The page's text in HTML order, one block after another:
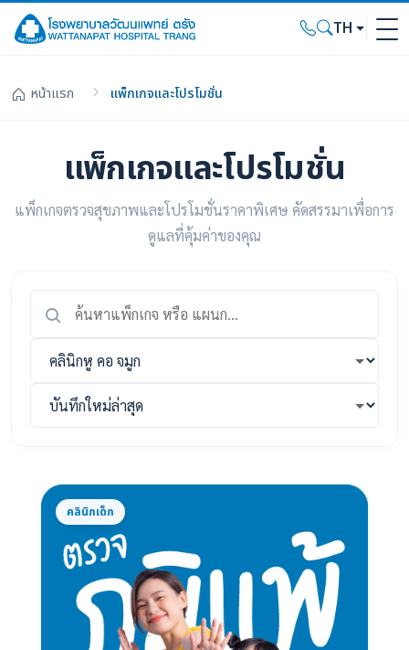
TH
หน้าแรก แพ็กเกจและโปรโมชั่น
แพ็กเกจและโปรโมชั่น
แพ็กเกจตรวจสุขภาพและโปรโมชั่นราคาพิเศษ คัดสรรมาเพื่อการ
ดูแลที่คุ้มค่าของคุณ
คลินิกเด็ก